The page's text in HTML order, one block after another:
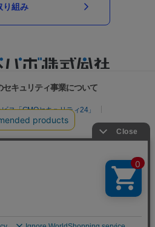
り組み
キュリティ事業について
ス「GMOセキュリティ24」
スク診断
）